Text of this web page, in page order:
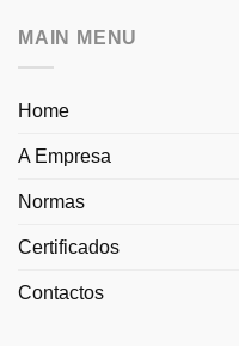
MAIN MENU
Home
A Empresa
Normas
Certificados
Contactos